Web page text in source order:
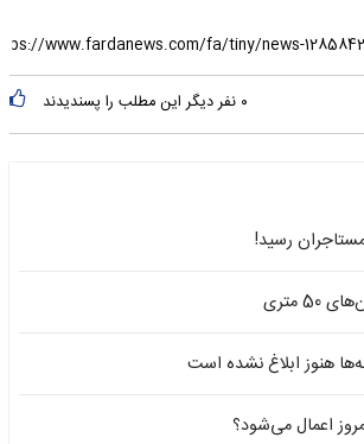
۰ نفر دیگر این مطلب را پسندیدند
رسید!
متری
هنوز ابلاغ نشده است
اعمال می‌شود؟